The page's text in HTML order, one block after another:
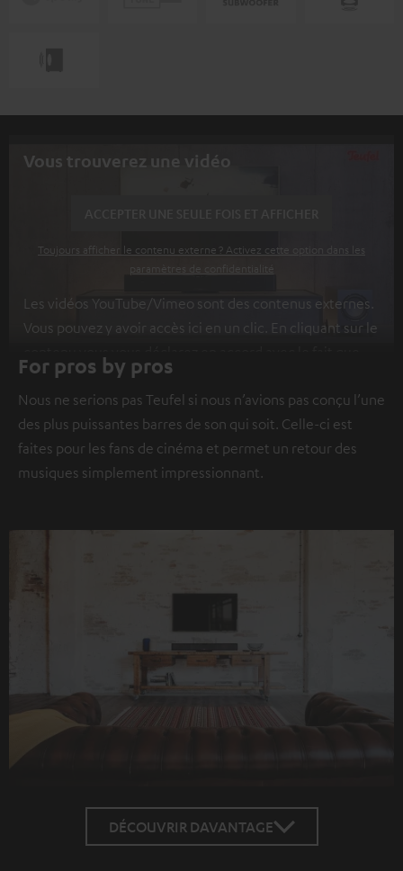
Vous trouverez une vidéo
Toujours afficher le contenu externe ? Activez cette option dans les
paramètres de confidentialité
Les vidéos YouTube/Vimeo sont des contenus externes.
Vous pouvez y avoir accès ici en un clic. En cliquant sur le
l’on vous montre des contenus extérieurs. Les données
individuelles peuvent être transmises à une plateforme
tierce.Vous en apprendrez davantage dans notre
politique de confidentialité.
For pros by pros
Nous ne serions pas Teufel si nous n’avions pas conçu l’une
des plus puissantes barres de son qui soit. Celle-ci est
faites pour les fans de cinéma et permet un retour des
musiques simplement impressionnant.
DÉCOUVRIR DAVANTAGE